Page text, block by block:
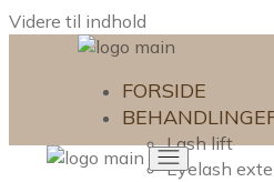
Videre til indhold
FORSIDE
Lash lift
Eyelash